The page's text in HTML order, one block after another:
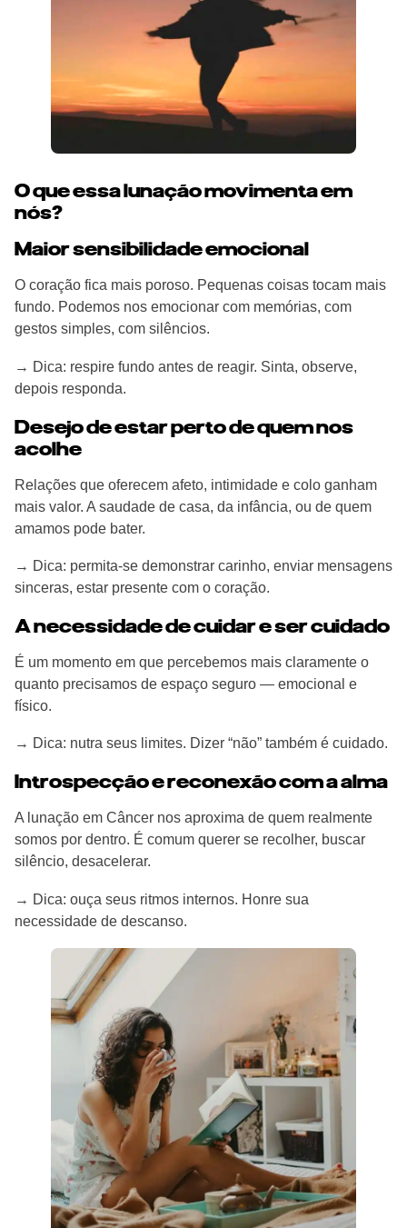
O que essa lunação movimenta em
nós?
Maior sensibilidade emocional
O coração fica mais poroso. Pequenas coisas tocam mais
fundo. Podemos nos emocionar com memórias, com
gestos simples, com silêncios.
→ Dica: respire fundo antes de reagir. Sinta, observe,
depois responda.
Desejo de estar perto de quem nos
acolhe
Relações que oferecem afeto, intimidade e colo ganham
mais valor. A saudade de casa, da infância, ou de quem
amamos pode bater.
→ Dica: permita-se demonstrar carinho, enviar mensagens
sinceras, estar presente com o coração.
A necessidade de cuidar e ser cuidado
É um momento em que percebemos mais claramente o
quanto precisamos de espaço seguro — emocional e
físico.
→ Dica: nutra seus limites. Dizer “não” também é cuidado.
Introspecção e reconexão com a alma
A lunação em Câncer nos aproxima de quem realmente
somos por dentro. É comum querer se recolher, buscar
silêncio, desacelerar.
→ Dica: ouça seus ritmos internos. Honre sua
necessidade de descanso.